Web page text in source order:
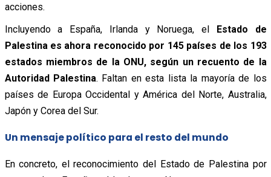
acciones.
Incluyendo a España, Irlanda y Noruega, el Estado de
Palestina es ahora reconocido por 145 países de los 193
estados miembros de la ONU, según un recuento de la
Autoridad Palestina. Faltan en esta lista la mayoría de los
países de Europa Occidental y América del Norte, Australia,
Japón y Corea del Sur.
Un mensaje político para el resto del mundo
En concreto, el reconocimiento del Estado de Palestina por